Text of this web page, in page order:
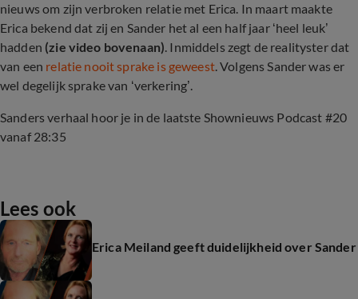
nieuws om zijn verbroken relatie met Erica. In maart maakte
Erica bekend dat zij en Sander het al een half jaar ‘heel leuk’
hadden (zie video bovenaan). Inmiddels zegt de realityster dat
van een relatie nooit sprake is geweest. Volgens Sander was er
wel degelijk sprake van ‘verkering’.
Sanders verhaal hoor je in de laatste Shownieuws Podcast #20
vanaf 28:35
Lees ook
Erica Meiland geeft duidelijkheid over Sander